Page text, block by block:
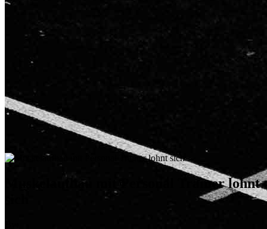
Muskelaufbau mit Personal Trainer lohnt